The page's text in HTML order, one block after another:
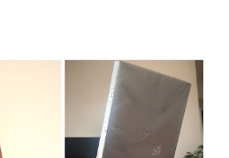
uso a noite). Informação do
SOLUÇÃO (eritromicina) é um
produzido por uma cepa de
básico e forma rapidamente sais